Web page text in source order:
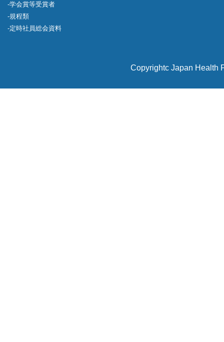
学会賞等受賞者
規程類
定時社員総会資料
Copyrightc Japan Health